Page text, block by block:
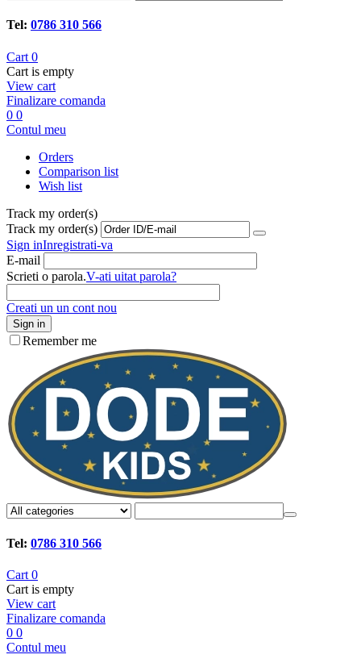
Tel: 0786 310 566
Cart 0
Cart is empty
View cart
Finalizare comanda
0 0
Contul meu
Orders
Comparison list
Wish list
Track my order(s)
Track my order(s)
Sign inInregistrati-va
E-mail
Scrieti o parola.V-ati uitat parola?
Creati un un cont nou
Sign in
Remember me
Tel: 0786 310 566
Cart 0
Cart is empty
View cart
Finalizare comanda
0 0
Contul meu